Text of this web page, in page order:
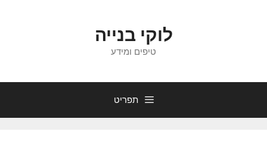
לוקי בנייה
טיפים ומידע
תפריט